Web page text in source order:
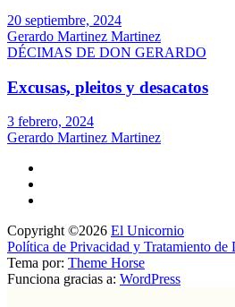
20 septiembre, 2024
Gerardo Martinez Martinez
DÉCIMAS DE DON GERARDO
Excusas, pleitos y desacatos
3 febrero, 2024
Gerardo Martinez Martinez
Copyright ©2026 El Unicornio
Política de Privacidad y Tratamiento de
Tema por: Theme Horse
Funciona gracias a: WordPress